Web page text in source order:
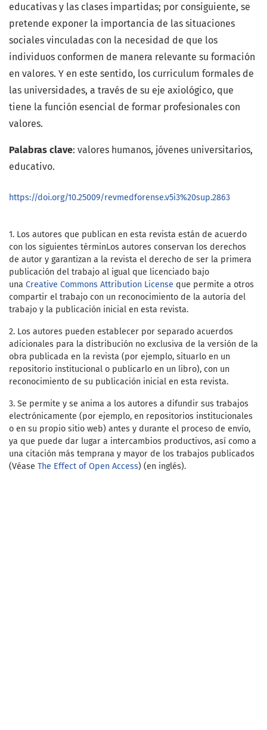
educativas y las clases impartidas; por consiguiente, se
pretende exponer la importancia de las situaciones
sociales vinculadas con la necesidad de que los
individuos conformen de manera relevante su formación
en valores. Y en este sentido, los curriculum formales de
las universidades, a través de su eje axiológico, que
tiene la función esencial de formar profesionales con
valores.
Palabras clave: valores humanos, jóvenes universitarios,
educativo.
https://doi.org/10.25009/revmedforense.v5i3%20sup.2863
1. Los autores que publican en esta revista están de acuerdo
con los siguientes términLos autores conservan los derechos
de autor y garantizan a la revista el derecho de ser la primera
publicación del trabajo al igual que licenciado bajo
una Creative Commons Attribution License que permite a otros
compartir el trabajo con un reconocimiento de la autoría del
trabajo y la publicación inicial en esta revista.
2. Los autores pueden establecer por separado acuerdos
adicionales para la distribución no exclusiva de la versión de la
obra publicada en la revista (por ejemplo, situarlo en un
repositorio institucional o publicarlo en un libro), con un
reconocimiento de su publicación inicial en esta revista.
3. Se permite y se anima a los autores a difundir sus trabajos
electrónicamente (por ejemplo, en repositorios institucionales
o en su propio sitio web) antes y durante el proceso de envío,
ya que puede dar lugar a intercambios productivos, así como a
una citación más temprana y mayor de los trabajos publicados
(Véase The Effect of Open Access) (en inglés).